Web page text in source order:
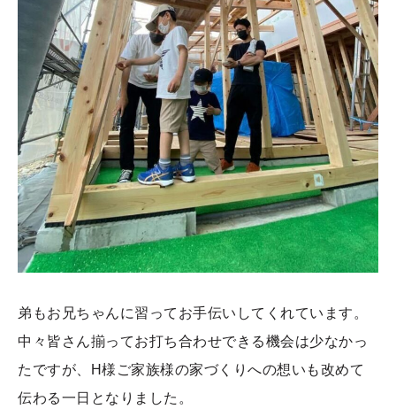
弟もお兄ちゃんに習ってお手伝いしてくれています。
中々皆さん揃ってお打ち合わせできる機会は少なかっ
たですが、H様ご家族様の家づくりへの想いも改めて
伝わる一日となりました。